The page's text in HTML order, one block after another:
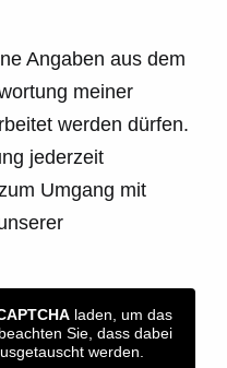
Angaben aus dem
meiner
werden dürfen.
jederzeit
Umgang mit
laden, um das
Sie, dass dabei
werden.